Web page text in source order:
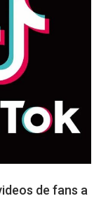
de fans a